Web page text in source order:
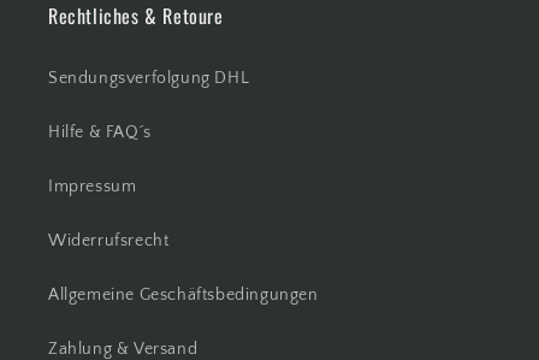
Rechtliches & Retoure
Sendungsverfolgung DHL
Hilfe & FAQ´s
Impressum
Widerrufsrecht
Allgemeine Geschäftsbedingungen
Zahlung & Versand